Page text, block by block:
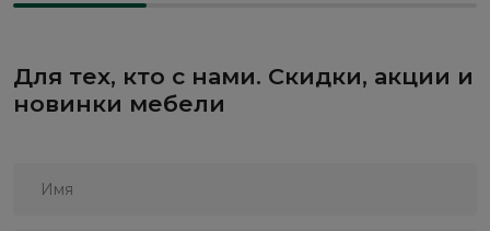
Для тех, кто с нами. Скидки, акции и
новинки мебели